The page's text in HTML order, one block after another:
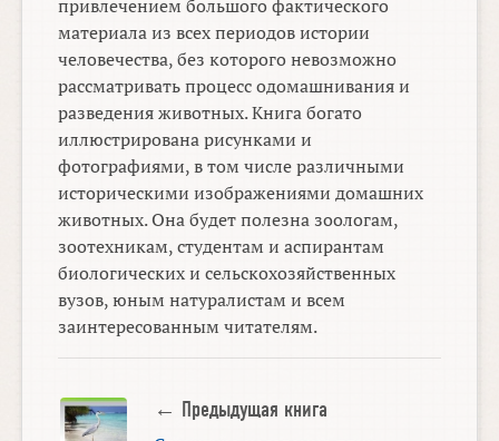
привлечением большого фактического
материала из всех периодов истории
человечества, без которого невозможно
рассматривать процесс одомашнивания и
разведения животных. Книга богато
иллюстрирована рисунками и
фотографиями, в том числе различными
историческими изображениями домашних
животных. Она будет полезна зоологам,
зоотехникам, студентам и аспирантам
биологических и сельскохозяйственных
вузов, юным натуралистам и всем
заинтересованным читателям.
← Предыдущая книга